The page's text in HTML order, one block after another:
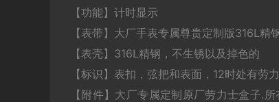
【功能】计时显示
【表带】大厂手表专属尊贵定制版316L精
【表壳】316L精钢，不生锈以及掉色的
【标识】表扣，弦把和表面，12时处有劳
【附件】大厂专属定制原厂劳力士盒子.